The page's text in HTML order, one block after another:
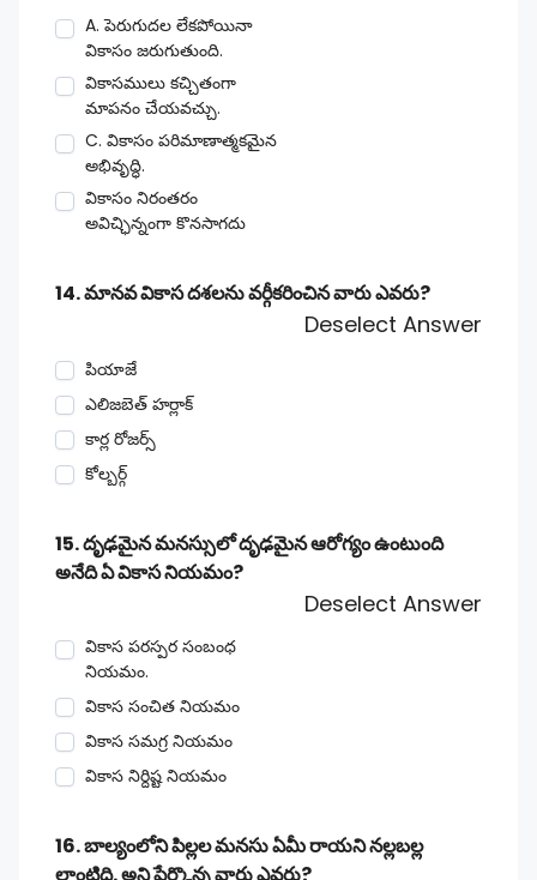
A. పెరుగుదల లేకపోయినా
వికాసం జరుగుతుంది.
వికాసములు కచ్చితంగా
మాపనం చేయవచ్చు.
C. వికాసం పరిమాణాత్మకమైన
అభివృద్ధి.
వికాసం నిరంతరం
అవిచ్ఛిన్నంగా కొనసాగదు
14. మానవ వికాస దశలను వర్గీకరించిన వారు ఎవరు?
Deselect Answer
పియాజే
ఎలిజబెత్ హర్లాక్
కార్ల రోజర్స్
కోల్బర్గ్
15. దృఢమైన మనస్సులో దృఢమైన ఆరోగ్యం ఉంటుంది
అనేది ఏ వికాస నియమం?
Deselect Answer
వికాస పరస్పర సంబంధ
నియమం.
వికాస సంచిత నియమం
వికాస సమగ్ర నియమం
వికాస నిర్దిష్ట నియమం
16. బాల్యంలోని పిల్లల మనసు ఏమీ రాయని నల్లబల్ల